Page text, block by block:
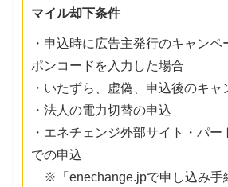
マイル却下条件
・申込時に広告主発行のキャン
ポンコードを入力した場合
・いたずら、虚偽、申込後のキャ
・法人の電力切替の申込
・エネチェンジ外部サイト・パ
での申込
※「enechange.jpで申し込み手